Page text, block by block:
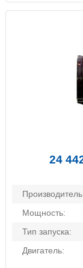
24
Мощность:
Тип запуска:
Двигатель: